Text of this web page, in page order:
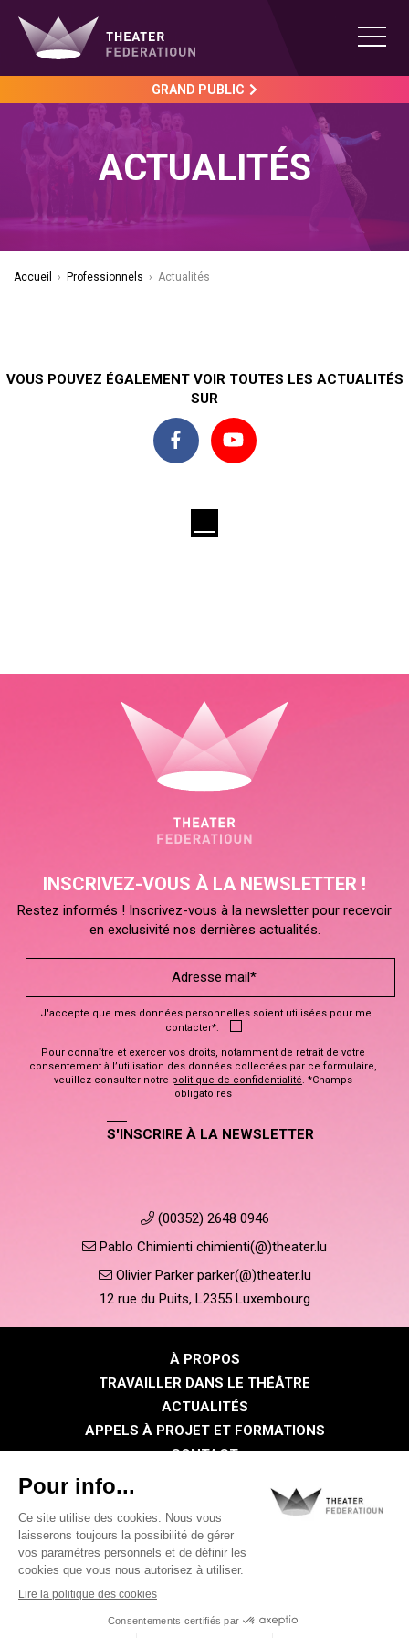
GRAND PUBLIC
ACTUALITÉS
Accueil › Professionnels › Actualités
VOUS POUVEZ ÉGALEMENT VOIR TOUTES LES ACTUALITÉS
SUR
INSCRIVEZ-VOUS À LA NEWSLETTER !
Restez informés ! Inscrivez-vous à la newsletter pour recevoir
en exclusivité nos dernières actualités.
J'accepte que mes données personnelles soient utilisées pour me
contacter*.
Pour connaître et exercer vos droits, notamment de retrait de votre
consentement à l’utilisation des données collectées par ce formulaire,
veuillez consulter notre politique de confidentialité. *Champs
obligatoires
S'INSCRIRE À LA NEWSLETTER
(00352) 2648 0946
Pablo Chimienti chimienti(@)theater.lu
Olivier Parker parker(@)theater.lu
12 rue du Puits, L2355 Luxembourg
À PROPOS
TRAVAILLER DANS LE THÉÂTRE
ACTUALITÉS
APPELS À PROJET ET FORMATIONS
CONTACT
Politique de confidentialité
Politique des cookies